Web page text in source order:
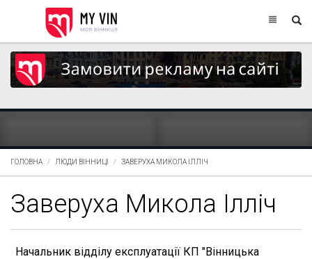
ГОЛОВНА ЛЮДИ ВІННИЦІ ЗАВЕРУХА МИКОЛА ІЛЛІЧ
Заверуха Микола Ілліч
Начальник відділу експлуатації КП "Вінницька